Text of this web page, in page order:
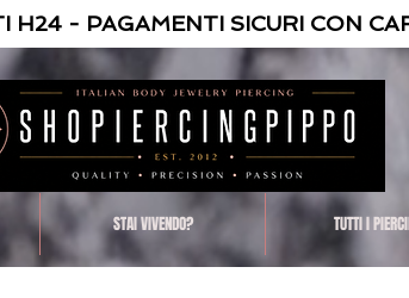
- PAGAMENTI SICURI CON
STAI VIVENDO? TUTTI I